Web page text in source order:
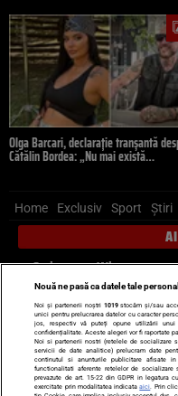
Olga Barcari, declarație tranșantă
Cătălin Bordea: „Nu mai există…
Home Exclusiv Sport Știri
Scrie-ne pe Whatsapp,
Știri interne
Ultimele stiri
Diete Insula
Nouă ne pasă ca datele tale
Noi și partenerii noștri 1019stocăm și/sau
unici pentru prelucrarea datelor cu caracter
jos, respectiv vă puteți opune utilizării
confidențialitate. Aceste alegeri vor fi raportate
Noi si partenerii nostri (retelele de socializare
servicii de date analitice) prelucram date
continutul si anunturile publicitare afisate
functionalitati aferente retelelor de
prevazute de art. 15-22 din GDPR in legatura
exercitate prin modalitatea indicataaici . Prin